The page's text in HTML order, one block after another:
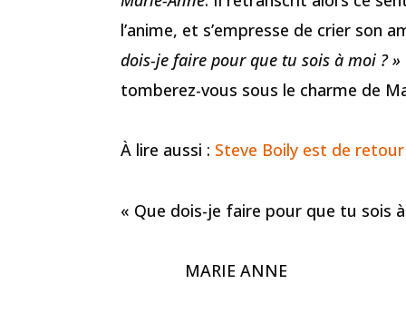
l’anime, et s’empresse de crier son
dois-je faire pour que tu sois à moi ? »
tomberez-vous sous le charme de
À lire aussi : Steve Boily est de
« Que dois-je faire pour que tu sois
MARIE ANNE